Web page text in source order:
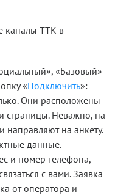
каналы ТТК в
«Базовый»
«Подключить»:
Они расположены
страницы. Неважно, на
направляют на анкету.
данные.
и номер телефона,
с вами. Заявка
от оператора и